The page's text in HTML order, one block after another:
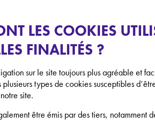
LES COOKIES
FINALITÉS ?
sur le site toujours plus agréable et
types de cookies susceptibles
site.
être émis par des tiers, notamment